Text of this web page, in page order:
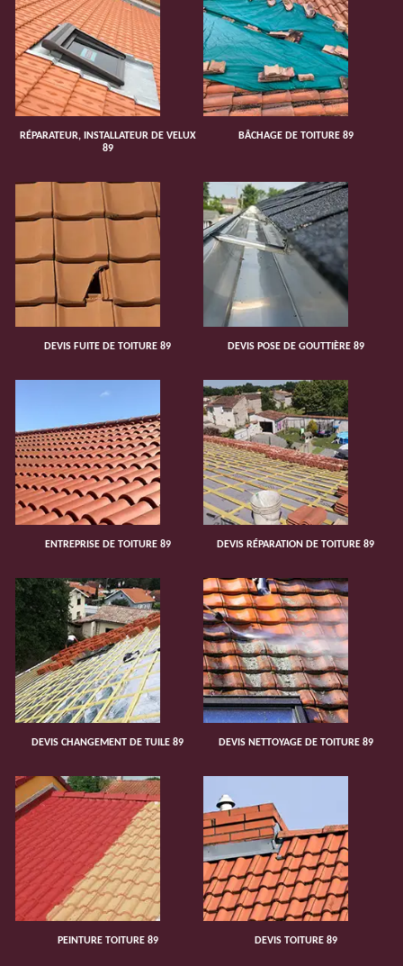
RÉPARATEUR, INSTALLATEUR DE VELUX
89
BÂCHAGE DE TOITURE 89
DEVIS FUITE DE TOITURE 89 DEVIS POSE DE GOUTTIÈRE 89
ENTREPRISE DE TOITURE 89 DEVIS RÉPARATION DE TOITURE 89
DEVIS CHANGEMENT DE TUILE 89 DEVIS NETTOYAGE DE TOITURE 89
PEINTURE TOITURE 89 DEVIS TOITURE 89